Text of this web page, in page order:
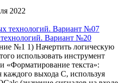
2022
Вариант №20
№1 1) Начертить логическую
использовать инструмент
«Форматирование текста»:
каждого выхода С, используя